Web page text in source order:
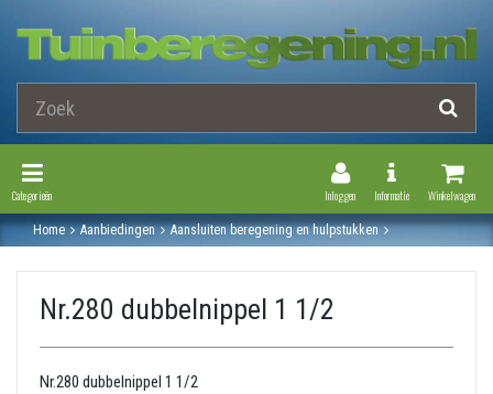
Winkelwagen
Toggle
Informatie
Inloggen
Toggle Navigation
Categorieën
Home Aanbiedingen
Aansluiten beregening en hulpstukken
Nr.280 dubbelnippel 1 1/2
Nr.280 dubbelnippel 1 1/2